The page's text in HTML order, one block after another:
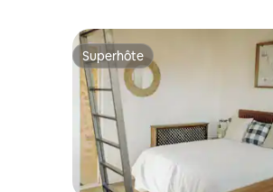
Superhôte
Superhôte